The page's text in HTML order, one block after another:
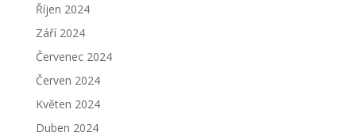
Říjen 2024
Září 2024
Červenec 2024
Červen 2024
Květen 2024
Duben 2024